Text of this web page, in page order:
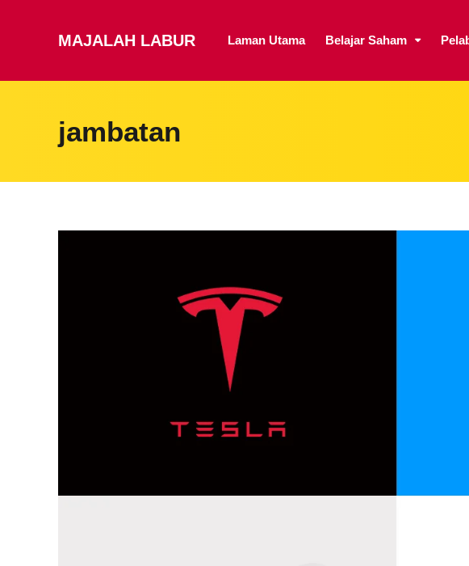
MAJALAH LABUR Laman Utama Belajar Saham
jambatan